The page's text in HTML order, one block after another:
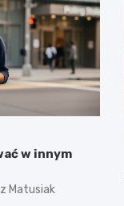
w innym
Matusiak